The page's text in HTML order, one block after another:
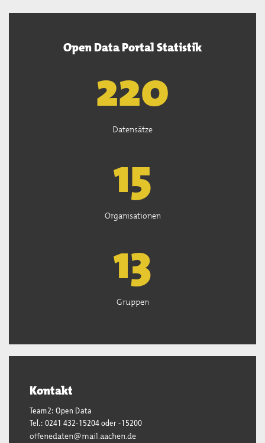
Open Data Portal Statistik
222
Datensätze
15
Organisationen
13
Gruppen
Kontakt
Team2: Open Data
Tel.: 0241 432-15204 oder -15200
offenedaten@mail.aachen.de